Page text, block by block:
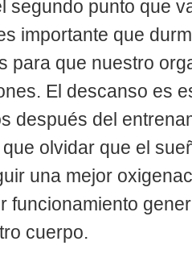
segundo punto que
importante que
para que nuestro
El descanso es
después del
olvidar que el
una mejor
funcionamiento
cuerpo.